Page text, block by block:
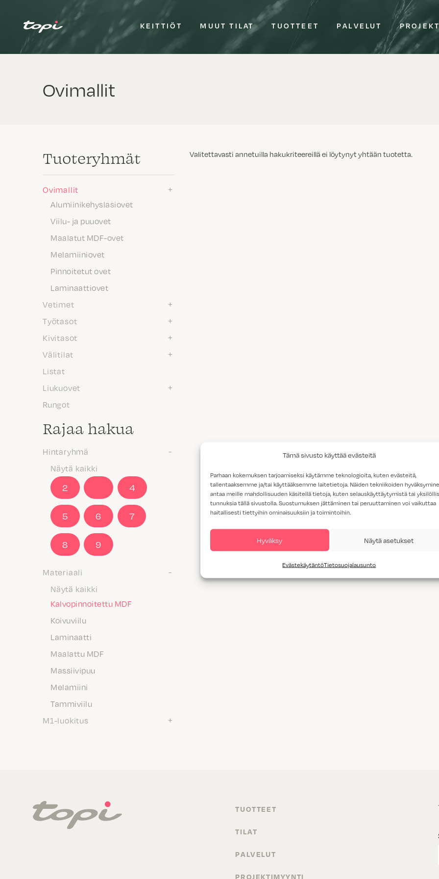
Tämä sivusto käyttää evästeitä
Parhaan kokemuksen tarjoamiseksi käytämme teknologioita, kuten evästeitä,
tallentaaksemme ja/tai käyttääksemme laitetietoja. Näiden tekniikoiden
antaa meille mahdollisuuden käsitellä tietoja, kuten selauskäyttäytymistä tai
tunnuksia tällä sivustolla. Suostumuksen jättäminen tai peruuttaminen voi vaikuttaa
haitallisesti tiettyihin ominaisuuksiin ja toimintoihin.
Hyväksy Näytä asetukset
EvästekäytäntöTietosuojalausunto
KEITTIÖT MUUT TILAT TUOTTEET PALVELUT
Ovimallit
Tuote­ryhmät
Ovimallit
Alumiinikehyslasiovet
Viilu- ja puuovet
Maalatut MDF-ovet
Melamiiniovet
Pinnoitetut ovet
Laminaattiovet
Vetimet
Työtasot
Kivitasot
Välitilat
Listat
Liukuovet
Rungot
Rajaa hakua
Hintaryhmä
Näytä kaikki
2 4
5 6 7
8 9
Materiaali
Näytä kaikki
Kalvopinnoitettu MDF
Koivuviilu
Laminaatti
Maalattu MDF
Massiivipuu
Melamiini
Tammiviilu
M1-luokitus
Valitettavasti annetuilla hakukriteereillä ei löytynyt yhtään tuotetta.
TUOTTEET
TILAT
PALVELUT
PROJEKTIMYYNTI